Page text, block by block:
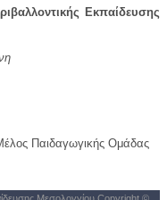
Εκπαίδευσης
Παιδαγωγικής Ομάδας